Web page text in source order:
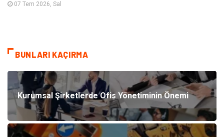
07 Tem 2026, Sal
BUNLARI KAÇIRMA
Kurumsal Şirketlerde Ofis Yönetiminin Önemi